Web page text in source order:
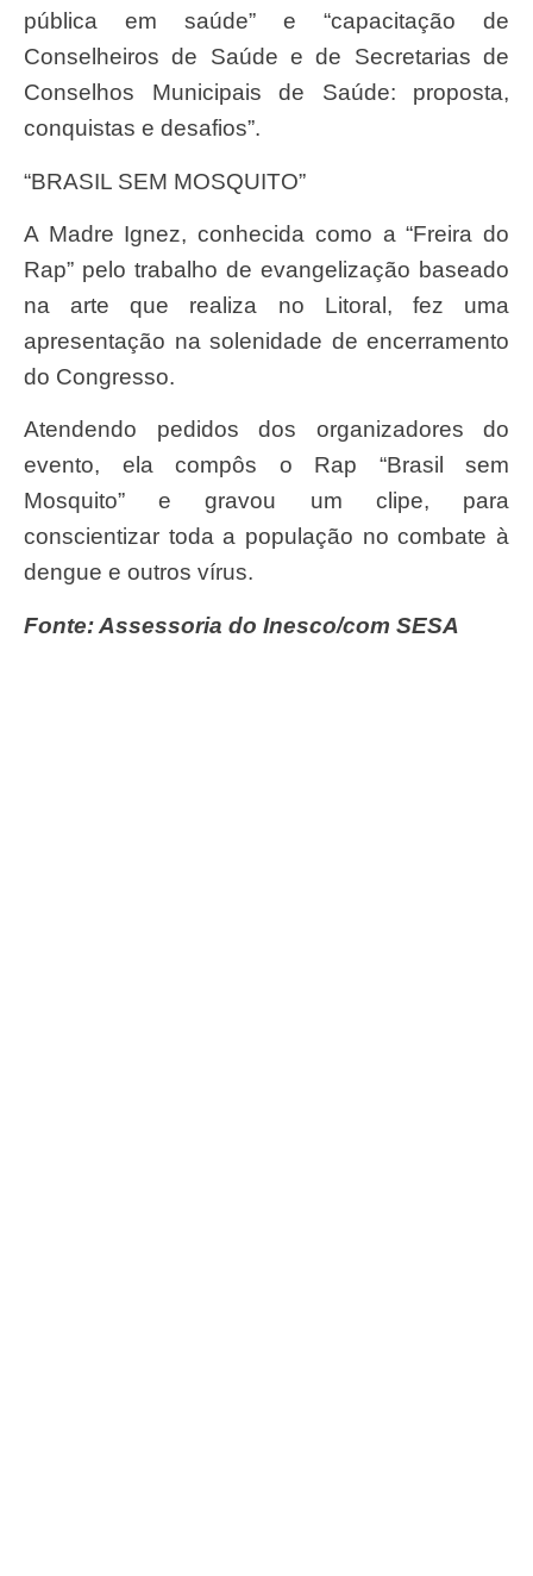
pública em saúde” e “capacitação de
Conselheiros de Saúde e de Secretarias de
Conselhos Municipais de Saúde: proposta,
conquistas e desafios”.
“BRASIL SEM MOSQUITO”
A Madre Ignez, conhecida como a “Freira do
Rap” pelo trabalho de evangelização baseado
na arte que realiza no Litoral, fez uma
apresentação na solenidade de encerramento
do Congresso.
Atendendo pedidos dos organizadores do
evento, ela compôs o Rap “Brasil sem
Mosquito” e gravou um clipe, para
conscientizar toda a população no combate à
dengue e outros vírus.
Fonte: Assessoria do Inesco/com SESA